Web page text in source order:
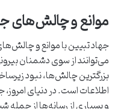
موانع و چالش‌های
جهاد تبیین با موانع و
می‌توانند از سوی دشمنان
بزرگترین چالش‌ها، نبود
اطلاعات است. در دنیای